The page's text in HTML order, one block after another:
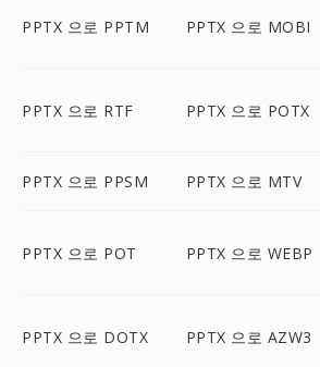
PPTX 으로 PPTM PPTX 으로 MOBI
PPTX 으로 RTF PPTX 으로 POTX
PPTX 으로 PPSM PPTX 으로 MTV
PPTX 으로 POT PPTX 으로 WEBP
PPTX 으로 DOTX PPTX 으로 AZW3